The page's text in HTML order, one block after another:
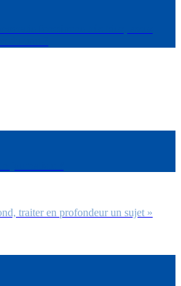
traiter en profondeur un sujet »